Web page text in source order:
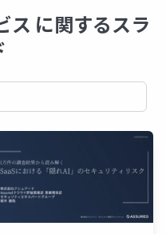
ス に関するスラ